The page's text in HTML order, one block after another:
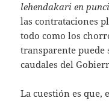
lehendakari en
las contrataciones
todo como los
transparente puede
caudales del
La cuestión es que,